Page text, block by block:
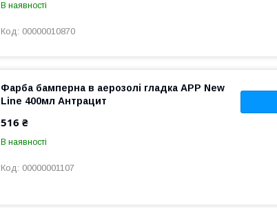
В наявності
00000010870
Фарба бамперна в аерозолі гладка APP New
Line 400мл Антрацит
516 ₴
В наявності
00000001107